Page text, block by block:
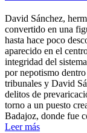
David Sánchez,
convertido en una
hasta hace poco
aparecido en el
integridad del
por nepotismo
tribunales y David
delitos de
torno a un puesto
Badajoz, donde fue
Leer más